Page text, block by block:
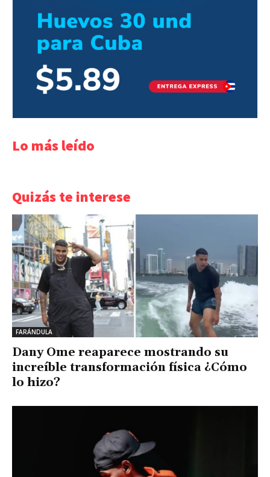
Lo más leído
Quizás te interese
FARÁNDULA
Dany Ome reaparece mostrando su
increíble transformación física ¿Cómo
lo hizo?